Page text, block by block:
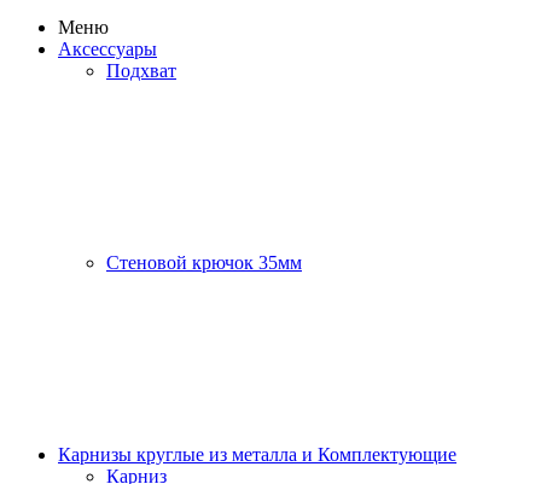
Меню
Аксессуары
Подхват
Стеновой крючок 35мм
Карнизы круглые из металла и Комплектующие
Карниз